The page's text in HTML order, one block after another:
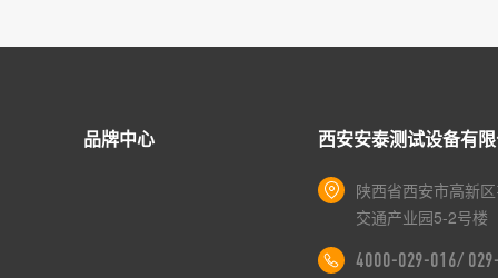
品牌中心 西安安泰测试设备有
陕西省西安市高新
交通产业园5-2号楼
4000-029-016/